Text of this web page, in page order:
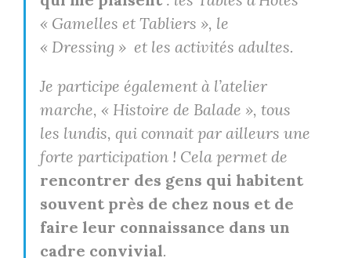
« Gamelles et Tabliers », le
« Dressing » et les activités adultes.
Je participe également à l’atelier
marche, « Histoire de Balade », tous
les lundis, qui connait par ailleurs une
forte participation ! Cela permet de
rencontrer des gens qui habitent
souvent près de chez nous et de
faire leur connaissance dans un
cadre convivial.